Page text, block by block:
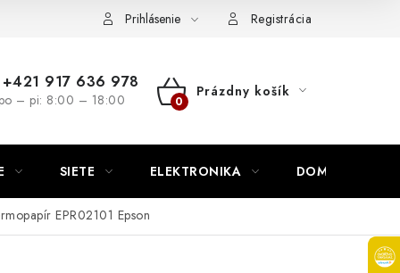
Napíšte námPrihlásenie Registrácia
+421 917 636 978
po – pi: 8:00 – 18:00
NÁKUPNÝ
Prázdny košík
SIETE ELEKTRONIKA DOMÁCNOSŤ
EPR02101 Epson